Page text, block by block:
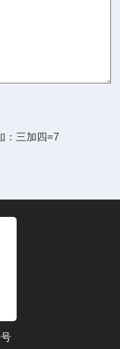
：三加四=7